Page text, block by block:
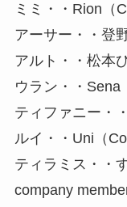
ミミ・・Rion（
アーサー・・登
アルト・・松本
ウラン・・Sena
ティファニー・
ルイ・・Uni（
ティラミス・・
company member